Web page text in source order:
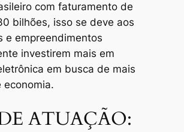
com faturamento de
bilhões, isso se deve aos
e empreendimentos
investirem mais em
em busca de mais
economia.
ATUAÇÃO: